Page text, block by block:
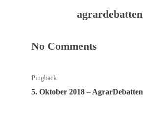
agrardebatten
No Comments
Pingback:
5. Oktober 2018 – AgrarDebatten